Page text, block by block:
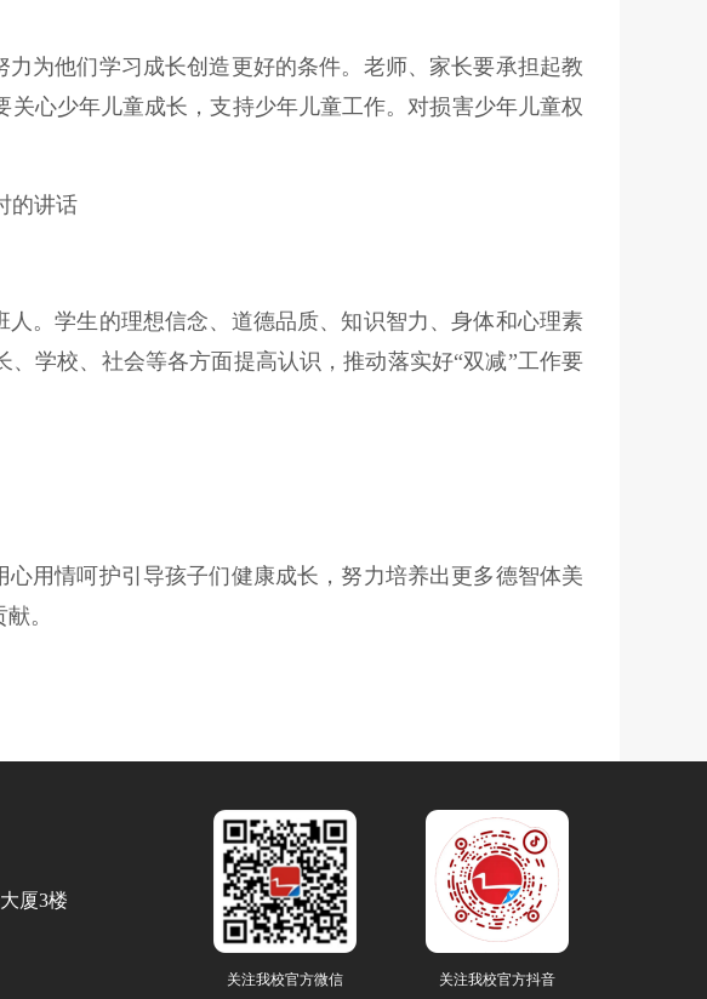
为他们学习成长创造更好的条件。老师、家长要承担起教
心少年儿童成长，支持少年儿童工作。对损害少年儿童权
的讲话
。学生的理想信念、道德品质、知识智力、身体和心理素
学校、社会等各方面提高认识，推动落实好“双减”工作要
用情呵护引导孩子们健康成长，努力培养出更多德智体美
。
厦3楼
关注我校官方微信 关注我校官方抖音